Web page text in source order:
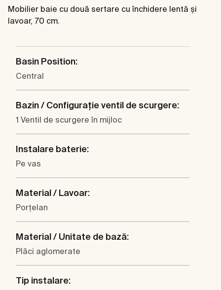
Mobilier baie cu două sertare cu închidere lentă şi
lavoar, 70 cm.
Basin Position:
Central
Bazin / Configuraţie ventil de scurgere:
1 Ventil de scurgere în mijloc
Instalare baterie:
Pe vas
Material / Lavoar:
Porţelan
Material / Unitate de bază:
Plăci aglomerate
Tip instalare: